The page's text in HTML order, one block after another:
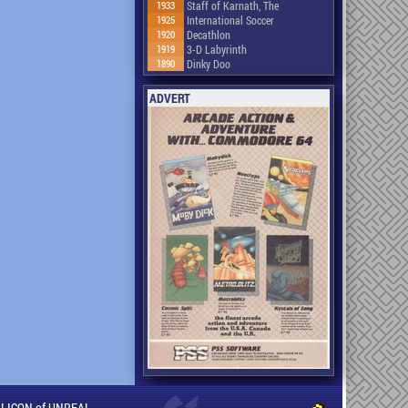
1933 Staff of Karnath, The
1925 International Soccer
1920 Decathlon
1919 3-D Labyrinth
1890 Dinky Doo
ADVERT